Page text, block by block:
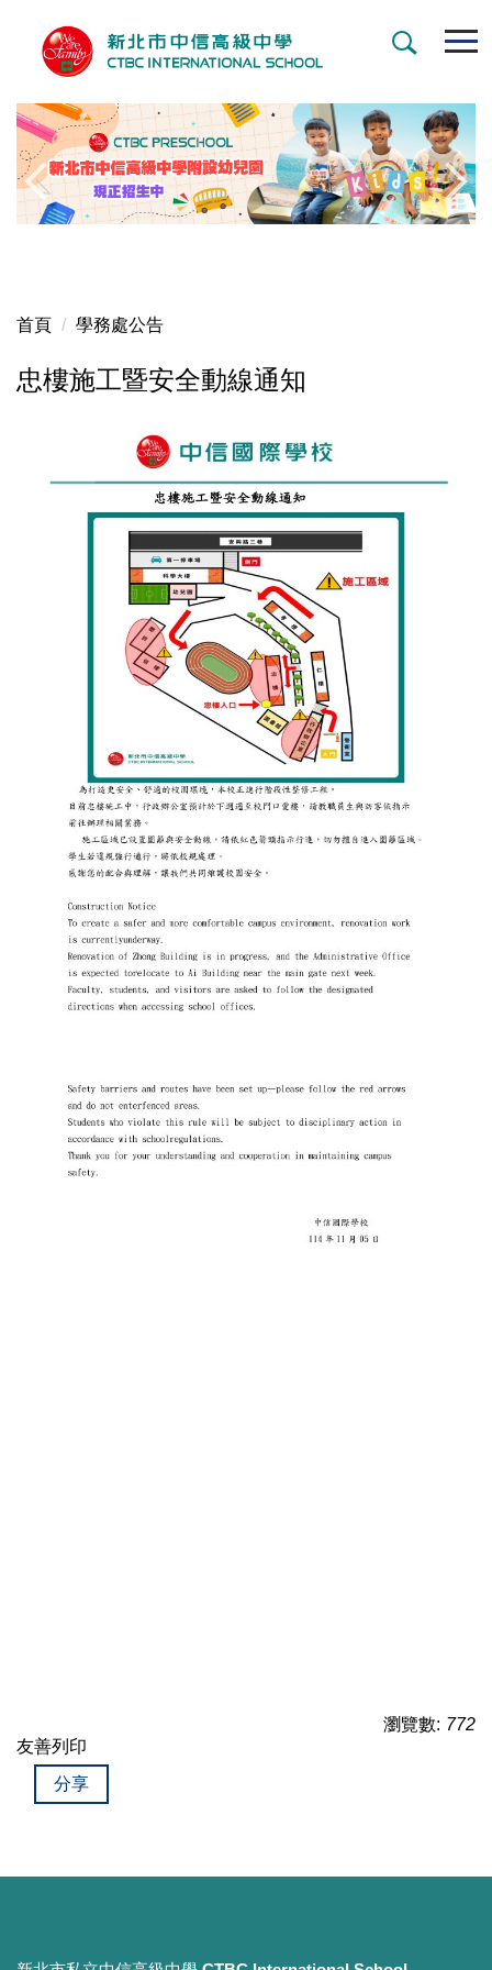
內
容
區
首頁 學務處公告
忠樓施工暨安全動線通知
瀏覽數: 772
友善列印
分享